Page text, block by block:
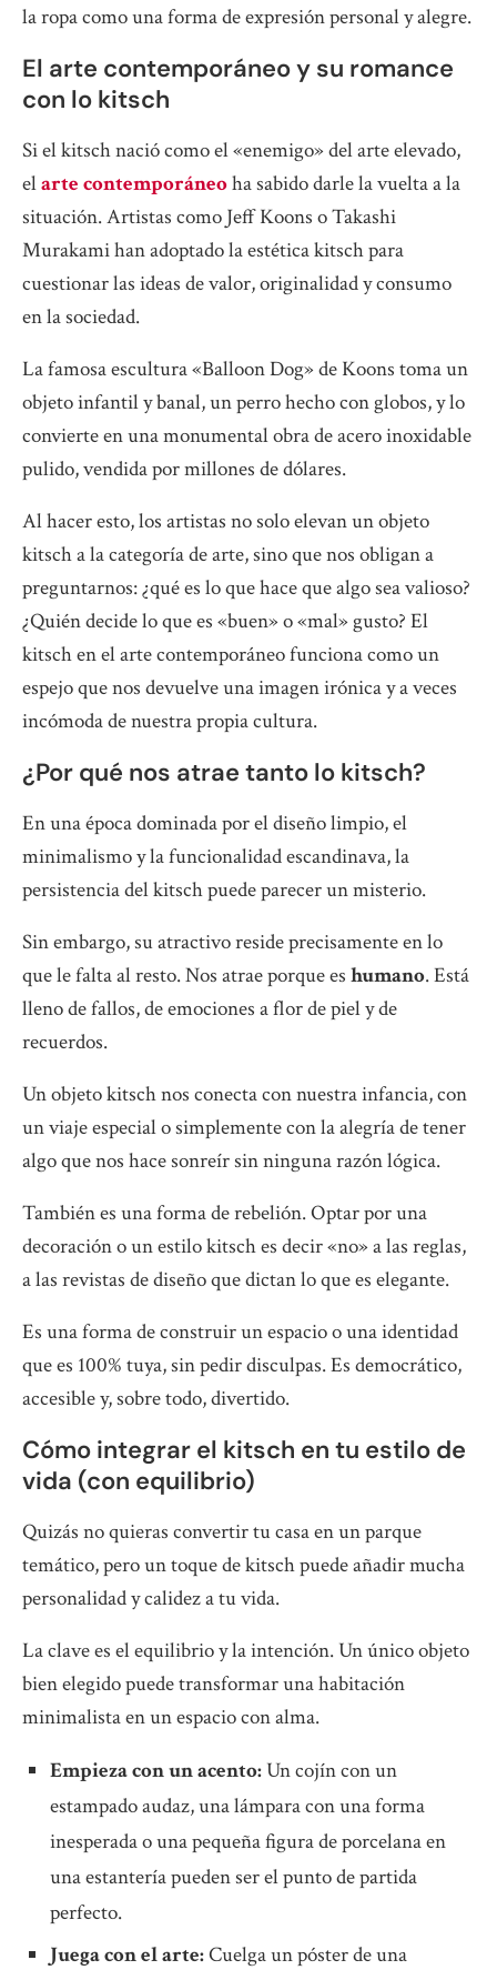
la ropa como una forma de expresión personal y alegre.
El arte contemporáneo y su romance
con lo kitsch
Si el kitsch nació como el «enemigo» del arte elevado,
elarte contemporáneoha sabido darle la vuelta a la
situación. Artistas como Jeff Koons o Takashi
Murakami han adoptado la estética kitsch para
cuestionar las ideas de valor, originalidad y consumo
en la sociedad.
La famosa escultura «Balloon Dog» de Koons toma un
objeto infantil y banal, un perro hecho con globos, y lo
convierte en una monumental obra de acero inoxidable
pulido, vendida por millones de dólares.
Al hacer esto, los artistas no solo elevan un objeto
kitsch a la categoría de arte, sino que nos obligan a
preguntarnos: ¿qué es lo que hace que algo sea valioso?
¿Quién decide lo que es «buen» o «mal» gusto? El
kitsch en el arte contemporáneo funciona como un
espejo que nos devuelve una imagen irónica y a veces
incómoda de nuestra propia cultura.
¿Por qué nos atrae tanto lo kitsch?
En una época dominada por el diseño limpio, el
minimalismo y la funcionalidad escandinava, la
persistencia del kitsch puede parecer un misterio.
Sin embargo, su atractivo reside precisamente en lo
que le falta al resto. Nos atrae porque es humano. Está
lleno de fallos, de emociones a flor de piel y de
recuerdos.
Un objeto kitsch nos conecta con nuestra infancia, con
un viaje especial o simplemente con la alegría de tener
algo que nos hace sonreír sin ninguna razón lógica.
También es una forma de rebelión. Optar por una
decoración o un estilo kitsch es decir «no» a las reglas,
a las revistas de diseño que dictan lo que es elegante.
Es una forma de construir un espacio o una identidad
que es 100% tuya, sin pedir disculpas. Es democrático,
accesible y, sobre todo, divertido.
Cómo integrar el kitsch en tu estilo de
vida (con equilibrio)
Quizás no quieras convertir tu casa en un parque
temático, pero un toque de kitsch puede añadir mucha
personalidad y calidez a tu vida.
La clave es el equilibrio y la intención. Un único objeto
bien elegido puede transformar una habitación
minimalista en un espacio con alma.
Empieza con un acento: Un cojín con un
estampado audaz, una lámpara con una forma
inesperada o una pequeña figura de porcelana en
una estantería pueden ser el punto de partida
perfecto.
Juega con el arte:Cuelga un póster de una